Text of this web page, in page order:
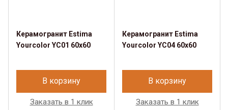
Керамогранит Estima​
Yourcolor YC01 60x60
В корзину
Заказать в 1 клик
Керамогранит Estima​
Yourcolor YC04 60x60
В корзину
Заказать в 1 клик